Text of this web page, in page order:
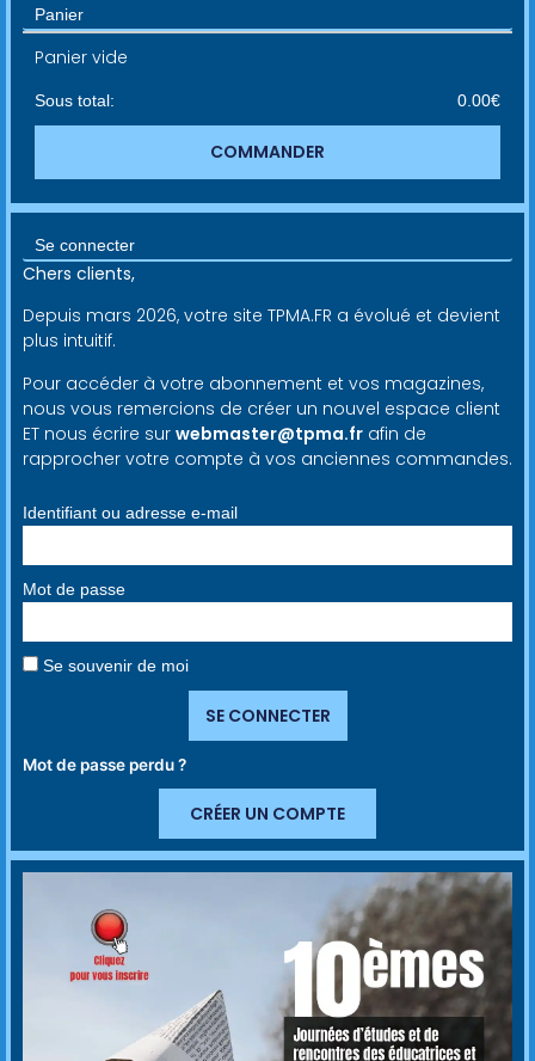
Panier
Panier vide
Sous total: 0.00€
COMMANDER
Se connecter
Chers clients,
Depuis mars 2026, votre site TPMA.FR a évolué et devient
plus intuitif.
Pour accéder à votre abonnement et vos magazines,
nous vous remercions de créer un nouvel espace client
ET nous écrire sur webmaster@tpma.fr afin de
rapprocher votre compte à vos anciennes commandes.
Identifiant ou adresse e-mail
Mot de passe
Se souvenir de moi
SE CONNECTER
Mot de passe perdu ?
CRÉER UN COMPTE